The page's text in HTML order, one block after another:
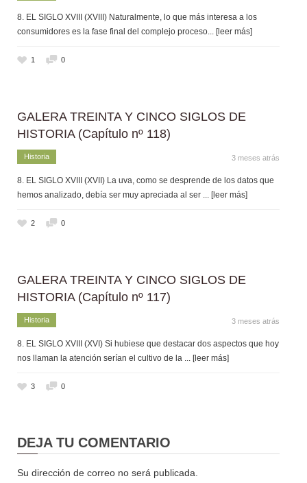
8. EL SIGLO XVIII (XVIII) Naturalmente, lo que más interesa a los
consumidores es la fase final del complejo proceso... [leer más]
1 0
GALERA TREINTA Y CINCO SIGLOS DE
HISTORIA (Capítulo nº 118)
Historia 3 meses atrás
8. EL SIGLO XVIII (XVII) La uva, como se desprende de los datos que
hemos analizado, debía ser muy apreciada al ser ... [leer más]
2 0
GALERA TREINTA Y CINCO SIGLOS DE
HISTORIA (Capítulo nº 117)
Historia 3 meses atrás
8. EL SIGLO XVIII (XVI) Si hubiese que destacar dos aspectos que hoy
nos llaman la atención serían el cultivo de la ... [leer más]
3 0
DEJA TU COMENTARIO
Su dirección de correo no será publicada.